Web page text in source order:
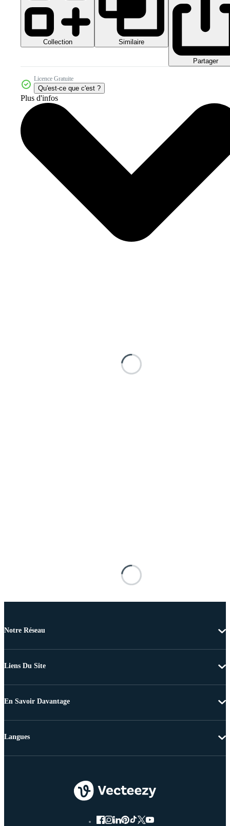
Collection Similaire
Partager
Licence Gratuite
Qu'est-ce que c'est ?
Plus d'infos
Notre Réseau
Liens Du Site
En Savoir Davantage
Langues